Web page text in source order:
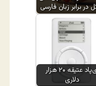
در برابر زبان فارسی
آی‌پاد عتیقه ۲۰ هزار
دلاری